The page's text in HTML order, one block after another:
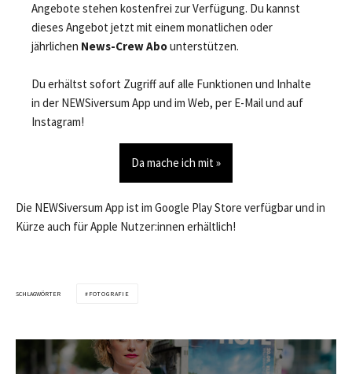
Angebote stehen kostenfrei zur Verfügung. Du kannst
dieses Angebot jetzt mit einem monatlichen oder
jährlichen News-Crew Abounterstützen.
Du erhältst sofort Zugriff auf alle Funktionen und Inhalte
in der NEWSiversum App und im Web, per E-Mail und auf
Instagram!
Da mache ich mit »
Die NEWSiversum App ist im Google Play Store verfügbar und in
Kürze auch für Apple Nutzer:innen erhältlich!
SCHLAGWÖRTER FOTOGRAFIE